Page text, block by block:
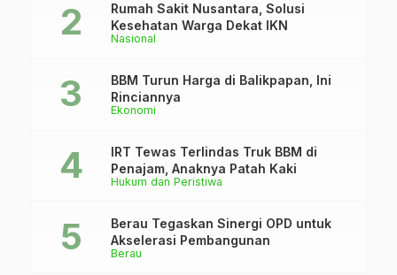
Nasional
Rumah Sakit Nusantara, Solusi
Kesehatan Warga Dekat IKN
Ekonomi
BBM Turun Harga di Balikpapan, Ini
Rinciannya
Hukum dan Peristiwa
IRT Tewas Terlindas Truk BBM di
Penajam, Anaknya Patah Kaki
Berau
Berau Tegaskan Sinergi OPD untuk
Akselerasi Pembangunan